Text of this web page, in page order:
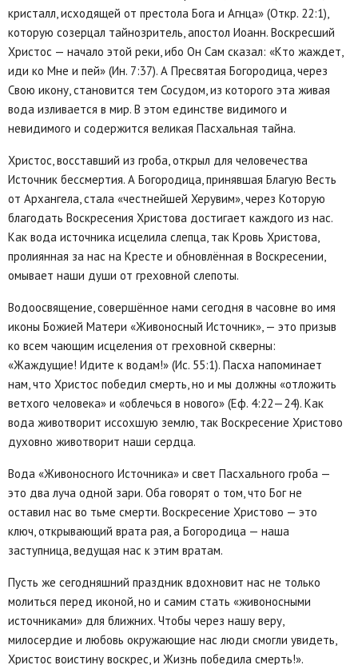
кристалл, исходящей от престола Бога и Агнца» (Откр. 22:1),
которую созерцал тайнозритель, апостол Иоанн. Воскресший
Христос — начало этой реки, ибо Он Сам сказал: «Кто жаждет,
иди ко Мне и пей» (Ин. 7:37). А Пресвятая Богородица, через
Свою икону, становится тем Сосудом, из которого эта живая
вода изливается в мир. В этом единстве видимого и
невидимого и содержится великая Пасхальная тайна.
Христос, восставший из гроба, открыл для человечества
Источник бессмертия. А Богородица, принявшая Благую Весть
от Архангела, стала «честнейшей Херувим», через Которую
благодать Воскресения Христова достигает каждого из нас.
Как вода источника исцелила слепца, так Кровь Христова,
пролиянная за нас на Кресте и обновлённая в Воскресении,
омывает наши души от греховной слепоты.
Водоосвящение, совершённое нами сегодня в часовне во имя
иконы Божией Матери «Живоносный Источник», — это призыв
ко всем чающим исцеления от греховной скверны:
«Жаждущие! Идите к водам!» (Ис. 55:1). Пасха напоминает
нам, что Христос победил смерть, но и мы должны «отложить
ветхого человека» и «облечься в нового» (Еф. 4:22—24). Как
вода животворит иссохшую землю, так Воскресение Христово
духовно животворит наши сердца.
Вода «Живоносного Источника» и свет Пасхального гроба —
это два луча одной зари. Оба говорят о том, что Бог не
оставил нас во тьме смерти. Воскресение Христово — это
ключ, открывающий врата рая, а Богородица — наша
заступница, ведущая нас к этим вратам.
Пусть же сегодняшний праздник вдохновит нас не только
молиться перед иконой, но и самим стать «живоносными
источниками» для ближних. Чтобы через нашу веру,
милосердие и любовь окружающие нас люди смогли увидеть,
Христос воистину воскрес, и Жизнь победила смерть!».